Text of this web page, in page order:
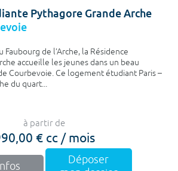
Pythagore Grande Arche
Faubourg de l’Arche, la Résidence
accueille les jeunes dans un beau
Courbevoie. Ce logement étudiant Paris –
du quart...
à partir de
€ cc / mois
Déposer